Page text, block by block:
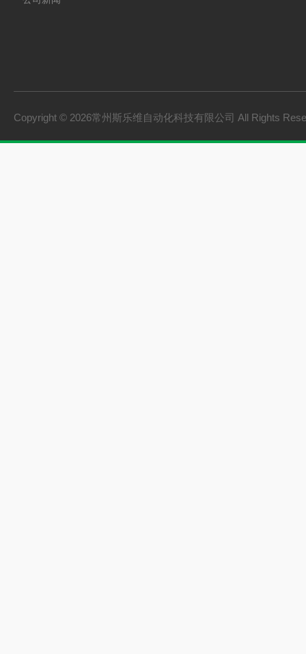
Copyright © 2026常州斯乐维自动化科技有限公司 All Rights